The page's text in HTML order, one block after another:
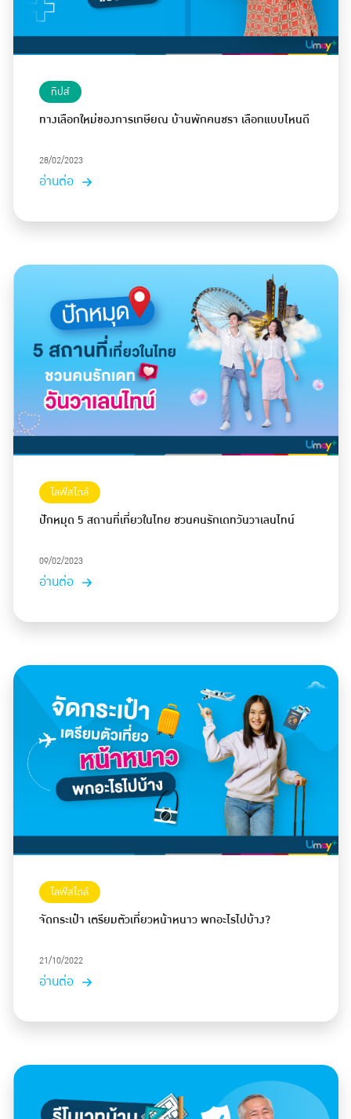
ทิปส์
ทางเลือกใหม่ของการเกษียณ บ้านพักคนชรา เลือกแบบไหนดี
28/02/2023
อ่านต่อ
ไลฟ์สไตล์
ปักหมุด 5 สถานที่เที่ยวในไทย ชวนคนรักเดทวันวาเลนไทน์
09/02/2023
อ่านต่อ
ไลฟ์สไตล์
จัดกระเป๋า เตรียมตัวเที่ยวหน้าหนาว พกอะไรไปบ้าง?
21/10/2022
อ่านต่อ